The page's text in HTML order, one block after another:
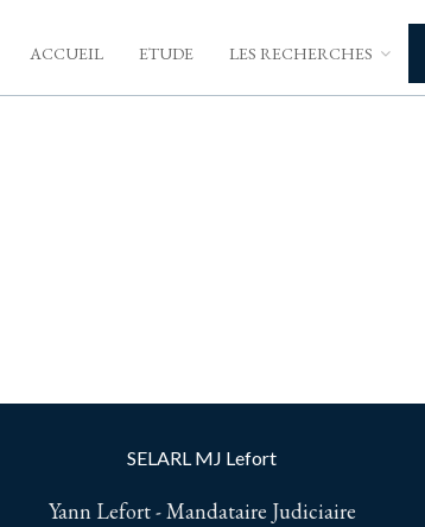
ACCUEIL ETUDE LES RECHERCHES
SELARL MJ Lefort
Yann Lefort - Mandataire Judiciaire